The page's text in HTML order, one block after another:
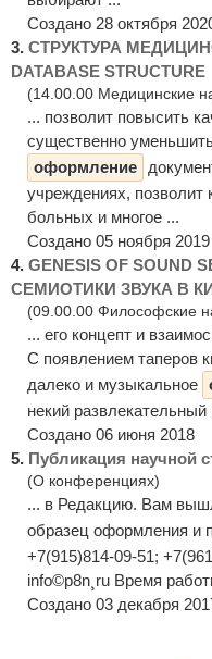
Создано 28 октября
3. СТРУКТУРА
DATABASE STRUCTURE
(14.00.00 Медицинские
... позволит повысить
существенно
оформление
учреждениях, позволит
больных и многое ...
Создано 05 ноября 2019
4. GENESIS OF SOUND
СЕМИОТИКИ ЗВУКА В
(09.00.00 Философские
... его концепт и
С появлением таперов
далеко и музыкальное
некий
Создано 06 июня 2018
5. Публикация научной
(О конференциях)
... в Редакцию. Вам
образец оформления и
+7(915)814-09-51;
info©p8n¸ru Время
Создано 03 декабря